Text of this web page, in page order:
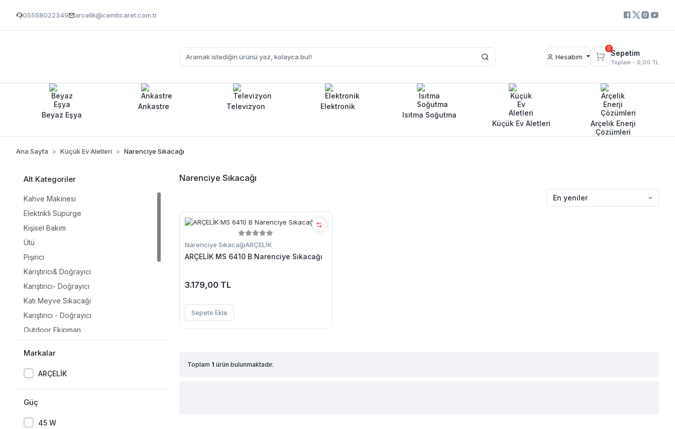
05558022349 arcelik@cemticaret.com.tr
Hesabım
0
Sepetim
Toplam - 0,00 TL
Beyaz Eşya
Ankastre Televizyon
Elektronik
Isıtma Soğutma
Küçük Ev Aletleri
Arçelik Enerji
Çözümleri
Ana Sayfa Küçük Ev Aletleri Narenciye Sıkacağı
Alt Kategoriler
Kahve Makinesi
Elektrikli Süpürge
Kişisel Bakım
Ütü
Pişirici
Karıştırıcı& Doğrayıcı
Karıştırıcı- Doğrayıcı
Katı Meyve Sıkacağı
Karıştırıcı - Doğrayıcı
Outdoor Ekipman
Yoğurt &Kefir Makinesi
Semaver
Kettle
UV Temizleme Cihazı
Markalar
ARÇELİK
Güç
45 W
Narenciye Sıkacağı
Narenciye SıkacağıARÇELİK
ARÇELİK MS 6410 B Narenciye Sıkacağı
3.179,00 TL
Sepete Ekle
Toplam 1 ürün bulunmaktadır.